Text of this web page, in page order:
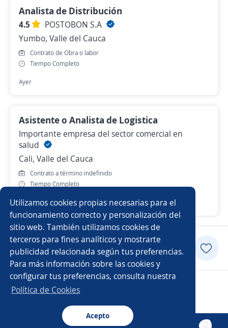
Utilizamos cookies propias necesarias para el
funcionamiento correcto y personalización del
sitio web. También utilizamos cookies de
terceros para fines analíticos y mostrarte
publicidad relacionada según tus preferencias.
Para más información sobre las cookies y
configurar tus preferencias, consulta nuestra
Política de Cookies
Acepto
Analista de Distribución
4.5
POSTOBON S.A
Yumbo, Valle del Cauca
Contrato de Obra o labor
Tiempo Completo
Ayer
Asistente o Analista de Logistica
Importante empresa del sector comercial en
salud
Cali, Valle del Cauca
Contrato a término indefinido
Tiempo Completo
Hace 2 días
Aplicar
Copyright 2014 - 2026 DGNET LTD.
Aviso legal